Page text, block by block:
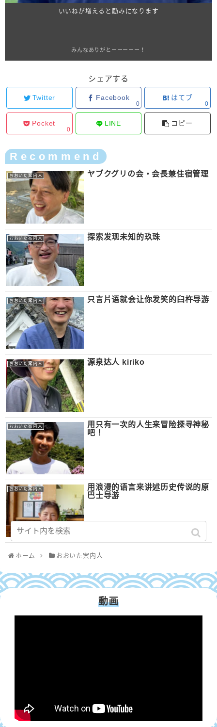
いいねが増えると励みになります
みんなありがとーーーーー！
シェアする
Twitter Facebook
0
はてブ
0
Pocket
0
LINE コピー
Recommend
おおいた案内人 ヤブクグリの会・会長兼住宿管理
おおいた案内人 探索发现未知的玖珠
おおいた案内人 只言片语就会让你发笑的臼杵导游
おおいた案内人 源泉达人 kiriko
おおいた案内人
用只有一次的人生来冒险探寻神秘
吧！
おおいた案内人
用浪漫的语言来讲述历史传说的原
巴士导游
ホーム おおいた案内人
動画